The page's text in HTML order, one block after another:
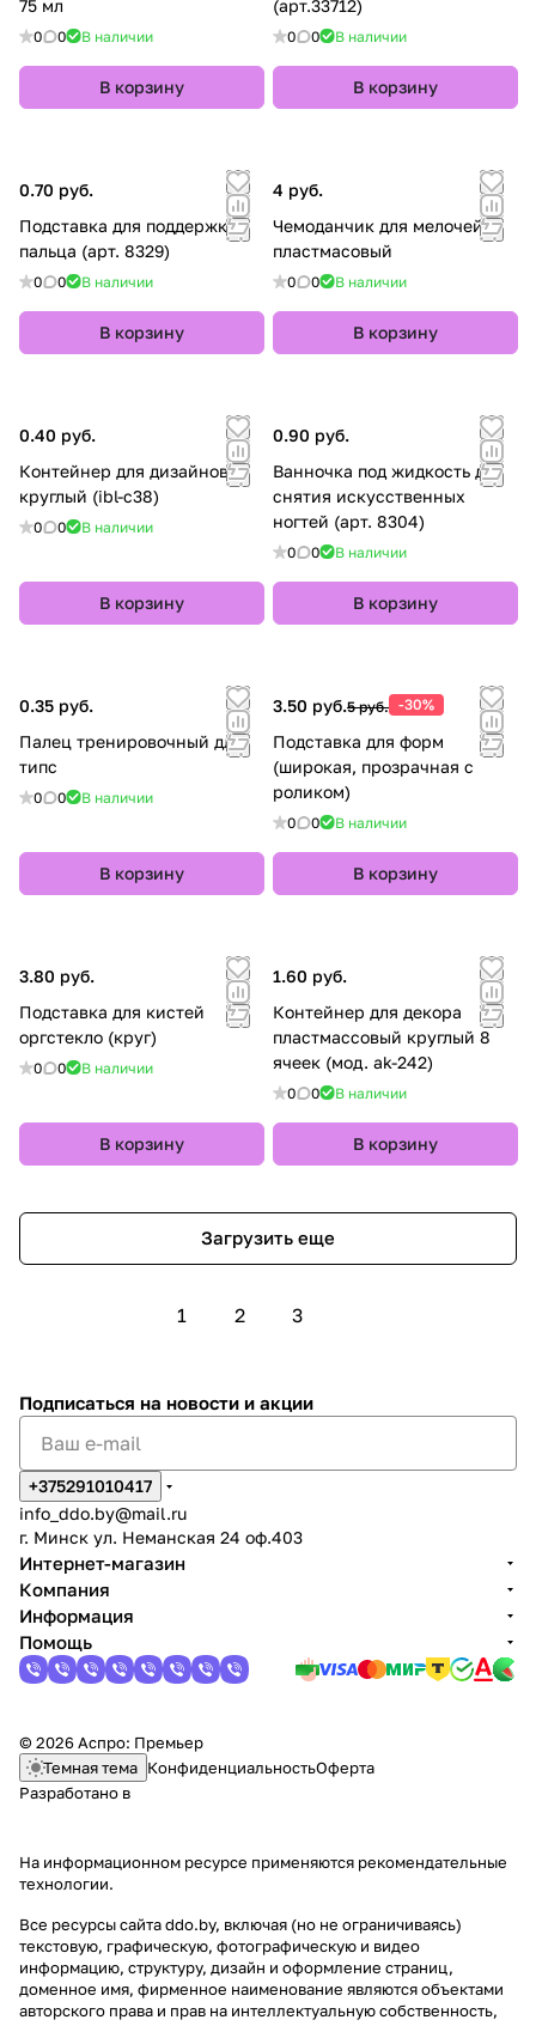
75 мл
0 0 В наличии
В корзину
(арт.33712)
0 0 В наличии
В корзину
0.70 руб.
Подставка для поддержки
пальца (арт. 8329)
0 0 В наличии
В корзину
4 руб.
Чемоданчик для мелочей
пластмасовый
0 0 В наличии
В корзину
0.40 руб.
Контейнер для дизайнов
круглый (ibl-c38)
0 0 В наличии
В корзину
0.90 руб.
Ванночка под жидкость для
снятия искусственных
ногтей (арт. 8304)
0 0 В наличии
В корзину
0.35 руб.
Палец тренировочный для
типс
0 0 В наличии
В корзину
3.50 руб.5 руб. -30%
Подставка для форм
(широкая, прозрачная с
роликом)
0 0 В наличии
В корзину
3.80 руб.
Подставка для кистей
оргстекло (круг)
0 0 В наличии
В корзину
1.60 руб.
Контейнер для декора
пластмассовый круглый 8
ячеек (мод. ak-242)
0 0 В наличии
В корзину
Загрузить еще
1 2 3
Подписаться на новости и акции
+375291010417
info_ddo.by@mail.ru
г. Минск ул. Неманская 24 оф.403
Интернет-магазин
Компания
Информация
Помощь
© 2026 Аспро: Премьер
Темная тема КонфиденциальностьОферта
Разработано в
На информационном ресурсе применяются рекомендательные
технологии.
Все ресурсы сайта ddo.by, включая (но не ограничиваясь)
текстовую, графическую, фотографическую и видео
информацию, структуру, дизайн и оформление страниц,
доменное имя, фирменное наименование являются объектами
авторского права и прав на интеллектуальную собственность,